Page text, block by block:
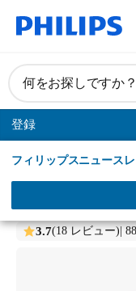
何をお探しですか？
登録
フィリップスニュース
ベーシックシェーバー
3.7(18 レビュー) |